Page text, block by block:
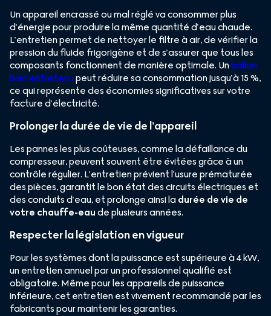
Un appareil encrassé ou mal réglé va consommer plus
d’énergie pour produire la même quantité d’eau chaude.
L’entretien permet de nettoyer le filtre à air, de vérifier la
pression du fluide frigorigène et de s’assurer que tous les
composants fonctionnent de manière optimale. Unballon
bien entretenupeut réduire sa consommation jusqu’à 15 %,
ce qui représente des économies significatives sur votre
facture d’électricité.
Prolonger la durée de vie de l’appareil
Les pannes les plus coûteuses, comme la défaillance du
compresseur, peuvent souvent être évitées grâce à un
contrôle régulier. L’entretien prévient l’usure prématurée
des pièces, garantit le bon état des circuits électriques et
des conduits d’eau, et prolonge ainsi ladurée de vie de
votre chauffe-eaude plusieurs années.
Respecter la législation en vigueur
Pour les systèmes dont la puissance est supérieure à 4 kW,
un entretien annuel par un professionnel qualifié est
obligatoire. Même pour les appareils de puissance
inférieure, cet entretien est vivement recommandé par les
fabricants pour maintenir les garanties.